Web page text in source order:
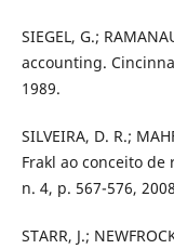
SIEGEL, G.;
accounting.
1989.
SILVEIRA, D. R.;
Frakl ao conceito de
n. 4, p. 567-576,
STARR, J.;